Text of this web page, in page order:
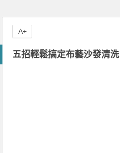
五招輕鬆搞定布藝沙發清洗
A+